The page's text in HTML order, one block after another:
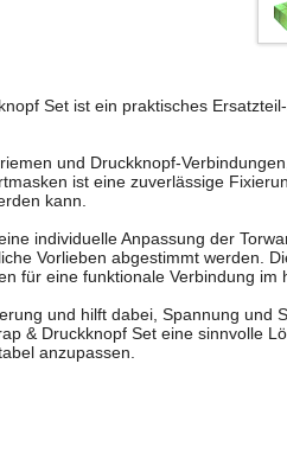
Set ist ein praktisches
und Druckknopf-
ist eine zuverlässige
kann.
individuelle Anpassung der
Vorlieben abgestimmt werden.
für eine funktionale Verbindung im
und hilft dabei, Spannung und
& Druckknopf Set eine sinnvolle
anzupassen.